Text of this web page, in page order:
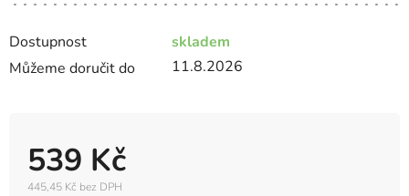
Dostupnost
skladem
Můžeme doručit do
11.8.2026
539 Kč
445,45 Kč bez DPH